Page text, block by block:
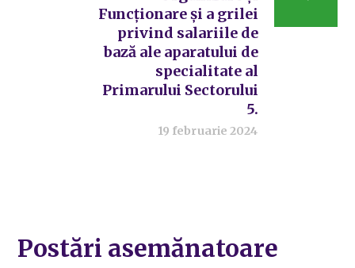
Funcționare și a grilei
privind salariile de
bază ale aparatului de
specialitate al
Primarului Sectorului
5.
19 februarie 2024
Postări asemănatoare